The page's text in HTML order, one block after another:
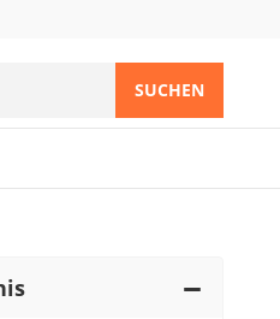
SUCHEN